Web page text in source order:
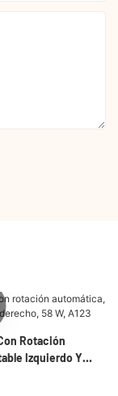
Rotación
Izquierdo Y